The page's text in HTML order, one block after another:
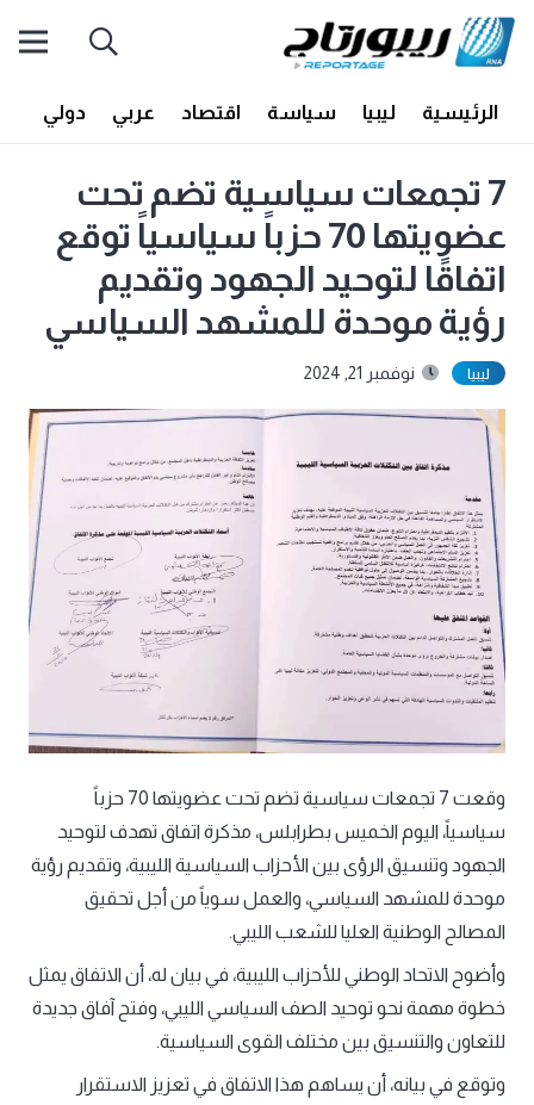
الرئيسية ليبيا سياسة اقتصاد عربي دولي
7 تجمعات سياسية تضم تحت
عضويتها 70 حزباً سياسياً توقع
اتفاقًا لتوحيد الجهود وتقديم
رؤية موحدة للمشهد السياسي
ليبيا نوفمبر 21, 2024
وقعت 7 تجمعات سياسية تضم تحت عضويتها 70 حزباً
سياسياً، اليوم الخميس بطرابلس، مذكرة اتفاق تهدف لتوحيد
الجهود وتنسيق الرؤى بين الأحزاب السياسية الليبية، وتقديم رؤية
موحدة للمشهد السياسي، والعمل سوياً من أجل تحقيق
المصالح الوطنية العليا للشعب الليبي.
وأضوح الاتحاد الوطني للأحزاب الليبية، في بيان له، أن الاتفاق يمثل
خطوة مهمة نحو توحيد الصف السياسي الليبي، وفتح آفاق جديدة
للتعاون والتنسيق بين مختلف القوى السياسية.
وتوقع في بيانه، أن يساهم هذا الاتفاق في تعزيز الاستقرار